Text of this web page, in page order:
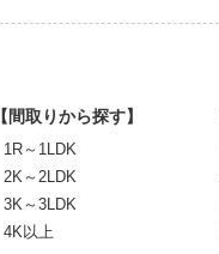
【間取りから探す】
1R～1LDK
2K～2LDK
3K～3LDK
4K以上